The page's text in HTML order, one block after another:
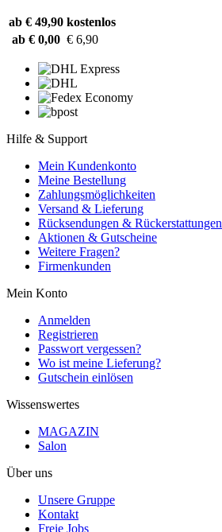
ab € 49,90 kostenlos
ab € 0,00 € 6,90
Hilfe & Support
Mein Kundenkonto
Meine Bestellung
Zahlungsmöglichkeiten
Versand & Lieferung
Rücksendungen & Rückerstattungen
Aktionen & Gutscheine
Weitere Fragen?
Firmenkunden
Mein Konto
Anmelden
Registrieren
Passwort vergessen?
Wo ist meine Lieferung?
Gutschein einlösen
Wissenswertes
MAGAZIN
Salon
Über uns
Unsere Gruppe
Kontakt
Freie Jobs